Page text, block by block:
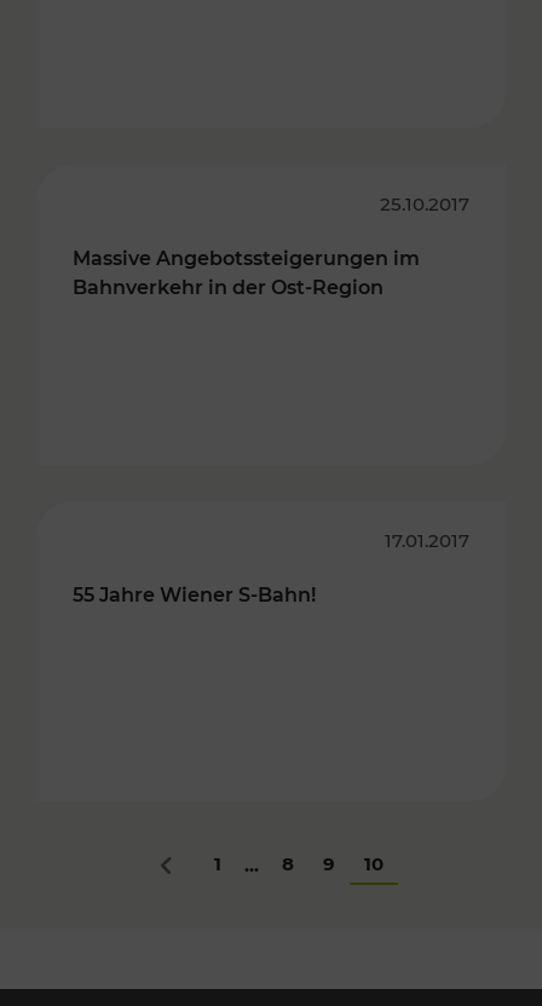
25.10.2017
Massive Angebotssteigerungen im
Bahnverkehr in der Ost-Region
17.01.2017
55 Jahre Wiener S-Bahn!
Zurück
1 ... 8 9 10